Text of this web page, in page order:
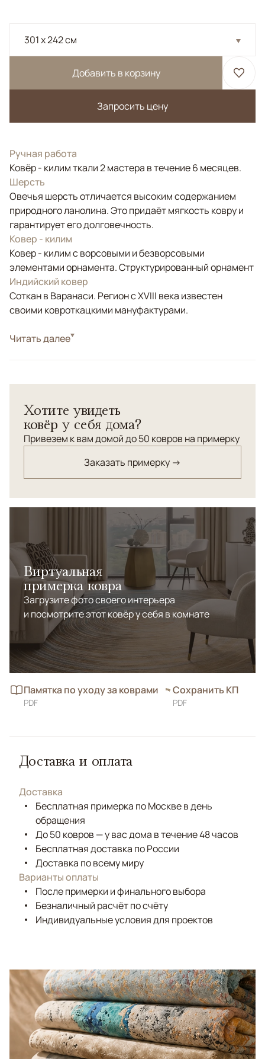
301 x 242 см
Добавить в корзину
Запросить цену
Ручная работа
Ковёр - килим ткали 2 мастера в течение 6 месяцев.
Шерсть
Овечья шерсть отличается высоким содержанием
природного ланолина. Это придаёт мягкость ковру и
гарантирует его долговечность.
Ковер - килим
Ковер - килим с ворсовыми и безворсовыми
элементами орнамента. Структурированный орнамент
Индийский ковер
Соткан в Варанаси. Регион с XVIII века известен
своими ковроткацкими мануфактурами.
СтильСовременные
Читать далее
Хотите увидеть
ковёр у себя дома?
Привезем к вам домой до 50 ковров на примерку
Заказать примерку →
Виртуальная
примерка ковра
Загрузите фото своего интерьера
и посмотрите этот ковёр у себя в комнате
Памятка по уходу за коврами
PDF
Сохранить КП
PDF
Доставка и оплата
Доставка
Бесплатная примерка по Москве в день
обращения
До 50 ковров — у вас дома в течение 48 часов
Бесплатная доставка по России
Доставка по всему миру
Варианты оплаты
После примерки и финального выбора
Безналичный расчёт по счёту
Индивидуальные условия для проектов